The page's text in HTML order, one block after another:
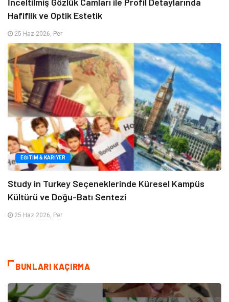
Hafiflik ve Optik Estetik
25 Haz 2026, Per
EĞITIM & KARIYER
Study in Turkey Seçeneklerinde Küresel Kampüs
Kültürü ve Doğu-Batı Sentezi
25 Haz 2026, Per
BUNLARI KAÇIRMA